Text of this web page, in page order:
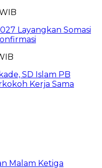
Layangkan Somasi
SD Islam PB
Kerja Sama
Malam Ketiga